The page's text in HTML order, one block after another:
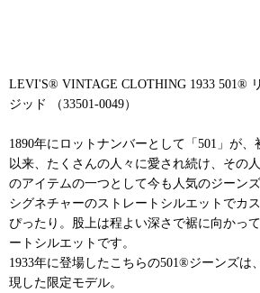
LEVI'S® VINTAGE CLOTHING 1933 501®
ジッド （33501-0049）
1890年にロットナンバーとして「501」が
以来、たくさんの人々に愛され続け、その
のアイテムの一つとして今も人気のジーンズ
シグネチャーのストレートシルエットでカ
ぴったり。股上は程よい深さで裾に向かっ
ートシルエットです。
1933年に登場したこちらの501®ジーンズは
現した限定モデル。